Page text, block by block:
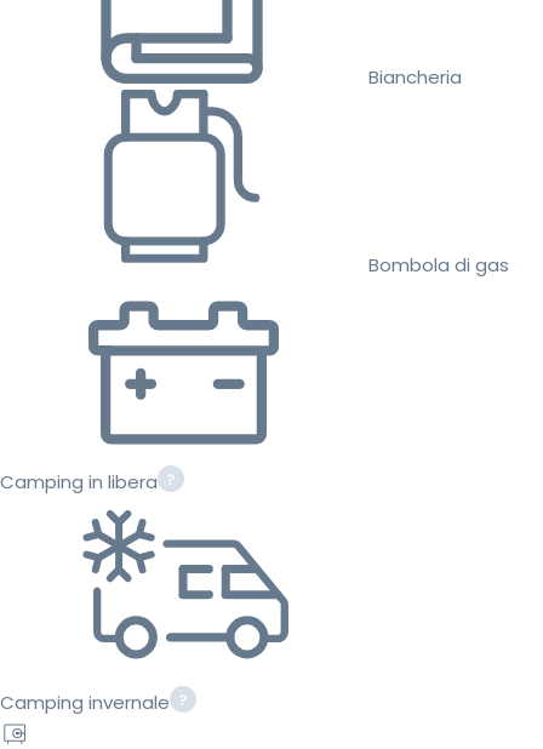
Biancheria
Bombola di gas
Camping in libera
Camping invernale